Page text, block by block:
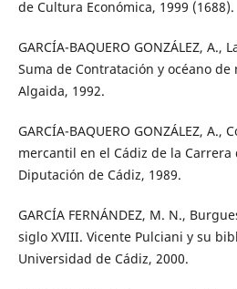
de Cultura Económica, 1999 (1688).
GARCÍA-BAQUERO GONZÁLEZ, A.,
Suma de Contratación y océano de
Algaida, 1992.
GARCÍA-BAQUERO GONZÁLEZ, A.,
mercantil en el Cádiz de la Carrera
Diputación de Cádiz, 1989.
GARCÍA FERNÁNDEZ, M. N.,
siglo XVIII. Vicente Pulciani y su
Universidad de Cádiz, 2000.